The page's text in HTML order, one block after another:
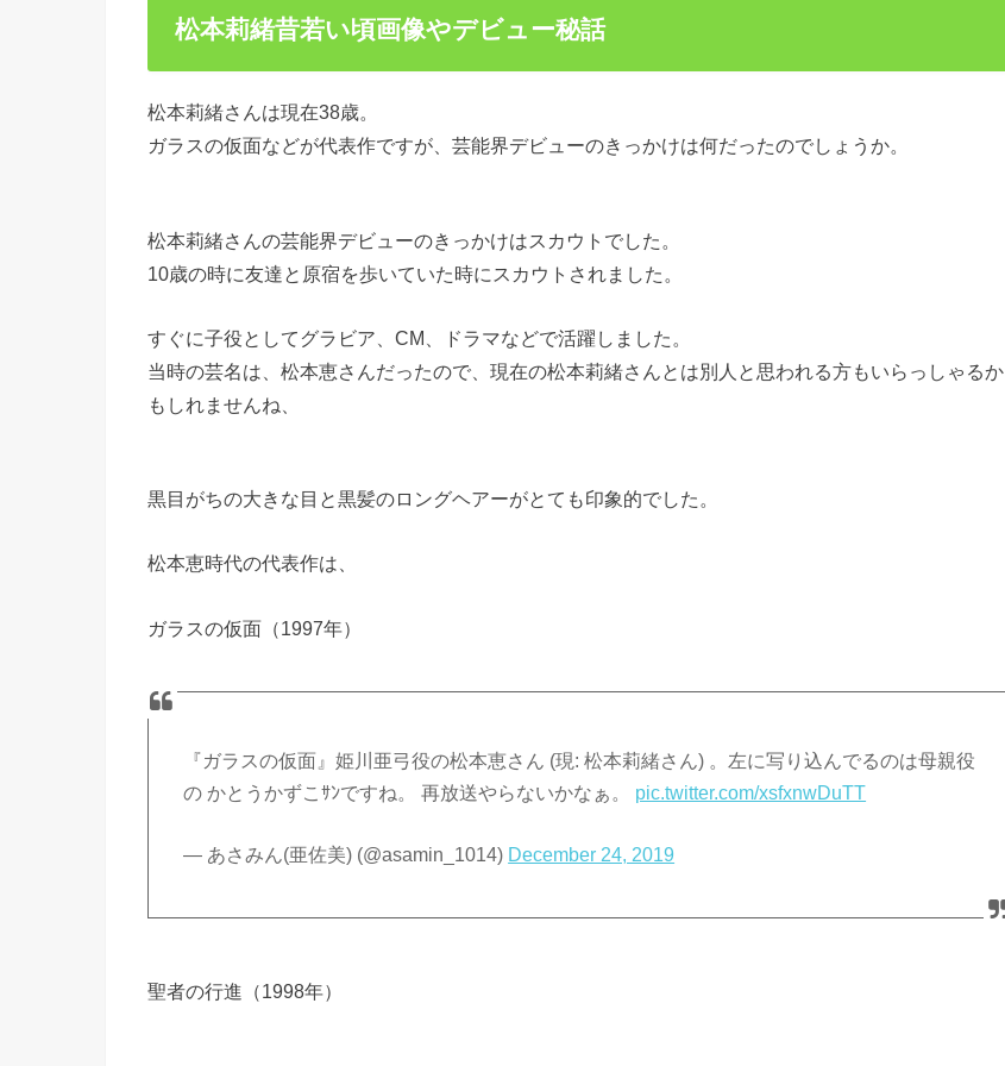
松本莉緒昔若い頃画像やデビュー秘話
松本莉緒さんは現在38歳。
ガラスの仮面などが代表作ですが、芸能界デビューのきっかけは何だったのでしょうか。
松本莉緒さんの芸能界デビューのきっかけはスカウトでした。
10歳の時に友達と原宿を歩いていた時にスカウトされました。
すぐに子役としてグラビア、CM、ドラマなどで活躍しました。
当時の芸名は、松本恵さんだったので、現在の松本莉緒さんとは別人と思われる方もいらっしゃるか
もしれませんね、
黒目がちの大きな目と黒髪のロングヘアーがとても印象的でした。
松本恵時代の代表作は、
ガラスの仮面（1997年）
『ガラスの仮面』姫川亜弓役の松本恵さん (現: 松本莉緒さん) 。左に写り込んでるのは母親役
の かとうかずこｻﾝですね。 再放送やらないかなぁ。 pic.twitter.com/xsfxnwDuTT
— あさみん(亜佐美) (@asamin_1014) December 24, 2019
聖者の行進（1998年）